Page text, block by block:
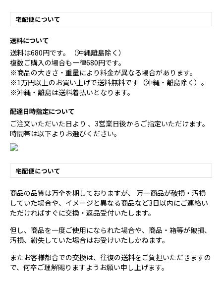
宅配便について
送料について
送料は680円です。（沖縄離島除く）
複数ご購入の場合も一律680円です。
※商品の大きさ・重量により料金が異なる場合があります。
※1万円以上のお買い上げで送料無料です（沖縄・離島除く）。
※沖縄・離島は送料着払いとなります。
配達日時指定について
ご注文いただいた日より 、3営業日後からご指定いただけます。
時間帯は以下よりお選びください。
宅配便について
商品の品質は万全を期しておりますが、 万一商品が破損・汚損
していた場合や、イメージと異なる商品など3日以内にご連絡い
ただければすぐに交換・返品受付いたします。
但し、商品を一度ご使用になられた場合や、商品・箱等が破損、
汚損、紛失していた場合はお受けいたしかねます。
またお客様都合での交換は、往復の送料をご負担いただきますの
で、何卒ご理解賜りますようお願い申し上げます。